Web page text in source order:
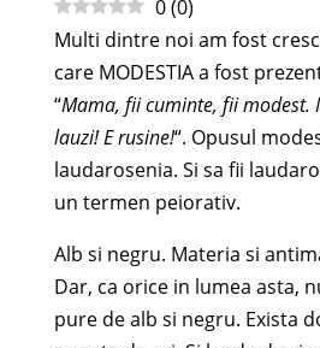
0 (0)
Multi dintre noi am fost
care MODESTIA a fost
“Mama, fii cuminte, fii modest.
lauzi! E rusine!“. Opusul
laudarosenia. Si sa fii
un termen peiorativ.
Alb si negru. Materia si
Dar, ca orice in lumea asta,
pure de alb si negru. Exista